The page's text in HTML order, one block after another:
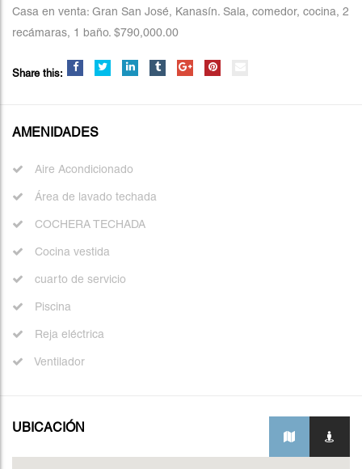
Casa en venta: Gran San José, Kanasín. Sala, comedor, cocina, 2
recámaras, 1 baño. $790,000.00
Share this:
AMENIDADES
Aire Acondicionado
Área de lavado techada
COCHERA TECHADA
Cocina vestida
cuarto de servicio
Piscina
Reja eléctrica
Ventilador
UBICACIÓN